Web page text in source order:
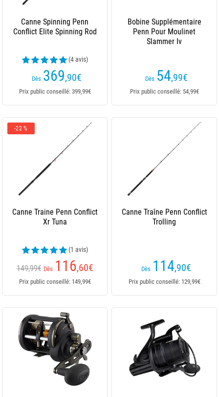
Canne Spinning Penn
Conflict Elite Spinning Rod
(4 avis)
Dès 369,90€
Prix public conseillé: 399,99€
Bobine Supplémentaire
Penn Pour Moulinet
Slammer Iv
Dès 54,99€
Prix public conseillé: 54,99€
-22 %
Canne Traine Penn Conflict
Xr Tuna
(1 avis)
149,99€ Dès 116,60€
Prix public conseillé: 149,99€
Canne Traîne Penn Conflict
Trolling
Dès 114,90€
Prix public conseillé: 129,99€